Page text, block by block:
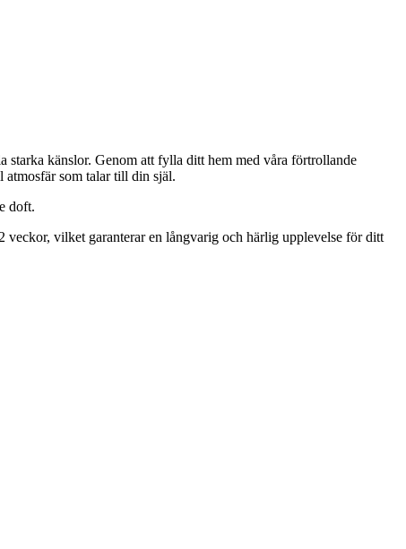
känslor. Genom att fylla ditt hem med våra förtrollande
som talar till din själ.
doft.
vilket garanterar en långvarig och härlig upplevelse för ditt